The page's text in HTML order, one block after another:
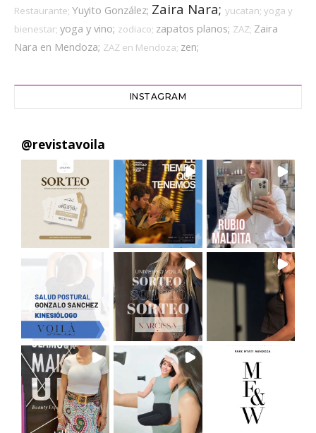
Restaurante; Yuyito González; Zaira Nara; yucatan; yoga y
bienestar; yoga y vino; zodiaco; zapatos planos; ZAZ; Zaira
Nara en Mendoza; ZAZ en Mendoza; zen;
INSTAGRAM
@revistavoila